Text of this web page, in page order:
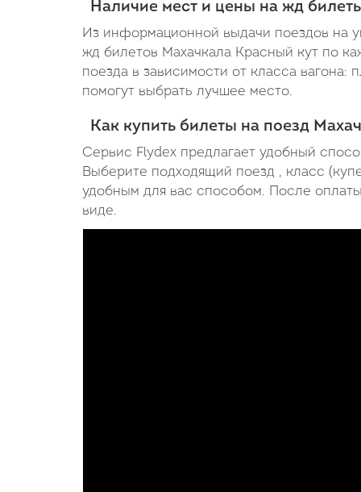
Наличие мест и цены на жд
Из информационной выдачи поездов на
жд билетов Махачкала Красный кут по
поезда в зависимости от класса вагона:
помогут выбрать лучшее место.
Как купить билеты на поезд
Сервис Flydex предлагает удобный
Выберите подходящий поезд , класс
удобным для вас способом. После
виде.